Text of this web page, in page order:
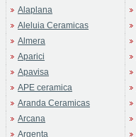
Alaplana
Aleluia Ceramicas
Almera
Aparici
Apavisa
APE ceramica
Aranda Ceramicas
Arcana
Argenta